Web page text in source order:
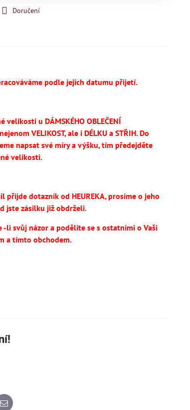
Doručení
podle jejich datumu přijetí.
velikosti u DÁMSKÉHO OBLEČENÍ
nejenom VELIKOST, ale i DÉLKU a STŘIH. Do
napsat své míry a výšku, tím předejděte
velikosti.
přijde dotazník od HEUREKA, prosíme o jeho
jste zásilku již obdrželi.
-li svůj názor a podělíte se s ostatními o Vaši
a tímto obchodem.
E-